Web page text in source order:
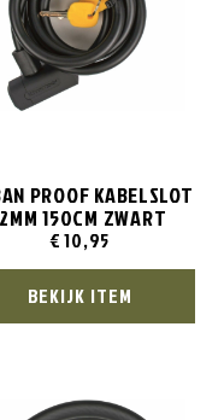
PROOF KABELSLOT
150CM ZWART
€10,95
BEKIJK ITEM